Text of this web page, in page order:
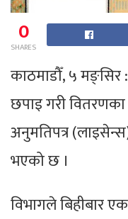
0
SHARES
काठमाडौँ, ५ मङ्सिर
छपाइ गरी
अनुमतिपत्र
भएको छ ।
विभागले बिहीबार